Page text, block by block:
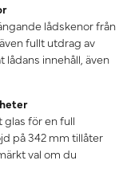
lådskenor från
fullt utdrag av
lådans innehåll, även
glas för en full
på 342 mm tillåter
val om du